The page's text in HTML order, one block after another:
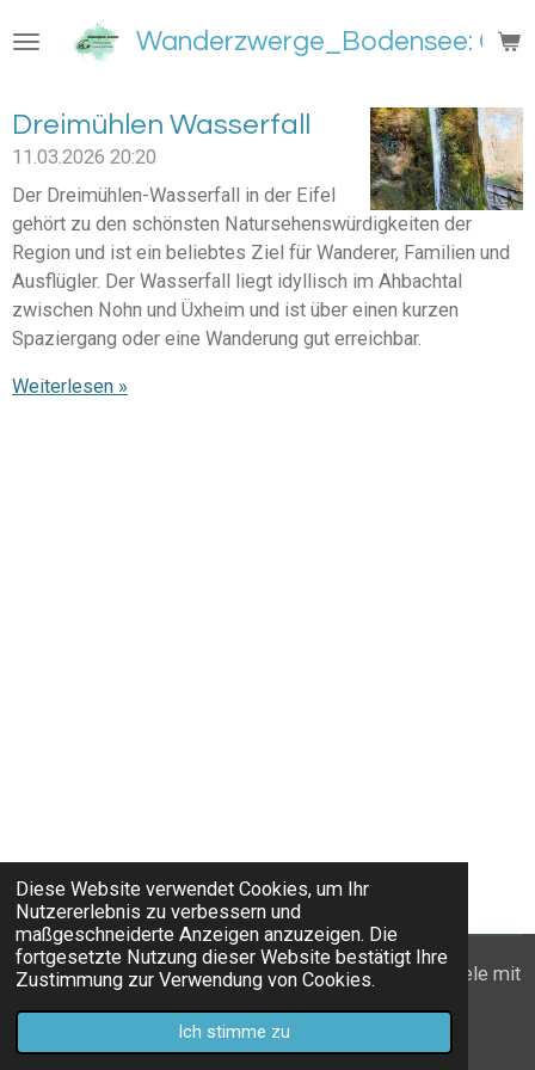
Diese Website verwendet Cookies, um Ihr
Nutzererlebnis zu verbessern und
maßgeschneiderte Anzeigen anzuzeigen. Die
fortgesetzte Nutzung dieser Website bestätigt Ihre
Zustimmung zur Verwendung von Cookies.
Ich stimme zu
Hauptinhalt
Wanderzwerge_Bodensee:
Dreimühlen Wasserfall
11.03.2026 20:20
Der Dreimühlen-Wasserfall in der Eifel
gehört zu den schönsten Natursehenswürdigkeiten der
Region und ist ein beliebtes Ziel für Wanderer, Familien und
Ausflügler. Der Wasserfall liegt idyllisch im Ahbachtal
zwischen Nohn und Üxheim und ist über einen kurzen
Spaziergang oder eine Wanderung gut erreichbar.
Weiterlesen »
© 2022 - 2026 Wanderzwerge_Bodensee: Ausflugsziele mit
Webador